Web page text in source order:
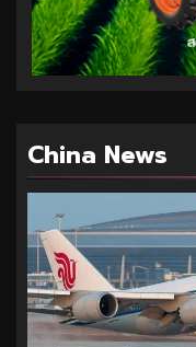
China News